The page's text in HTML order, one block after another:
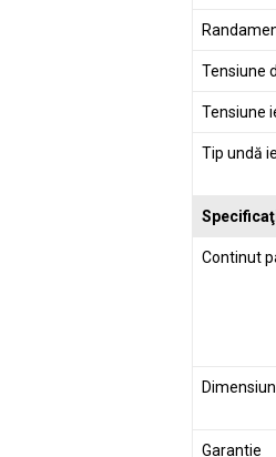
Tensiune
Tensiune
Tip undă
Continut
Garantie